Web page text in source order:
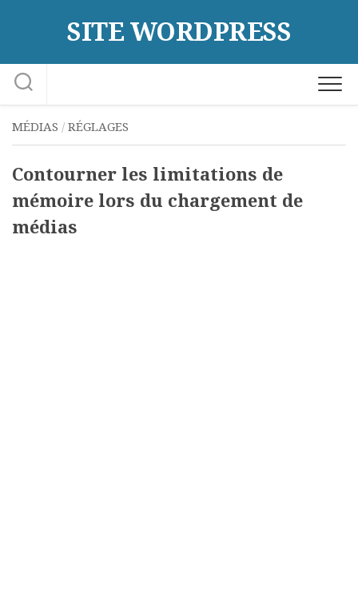
SITE WORDPRESS
MÉDIAS / RÉGLAGES
Contourner les limitations de
mémoire lors du chargement de
médias